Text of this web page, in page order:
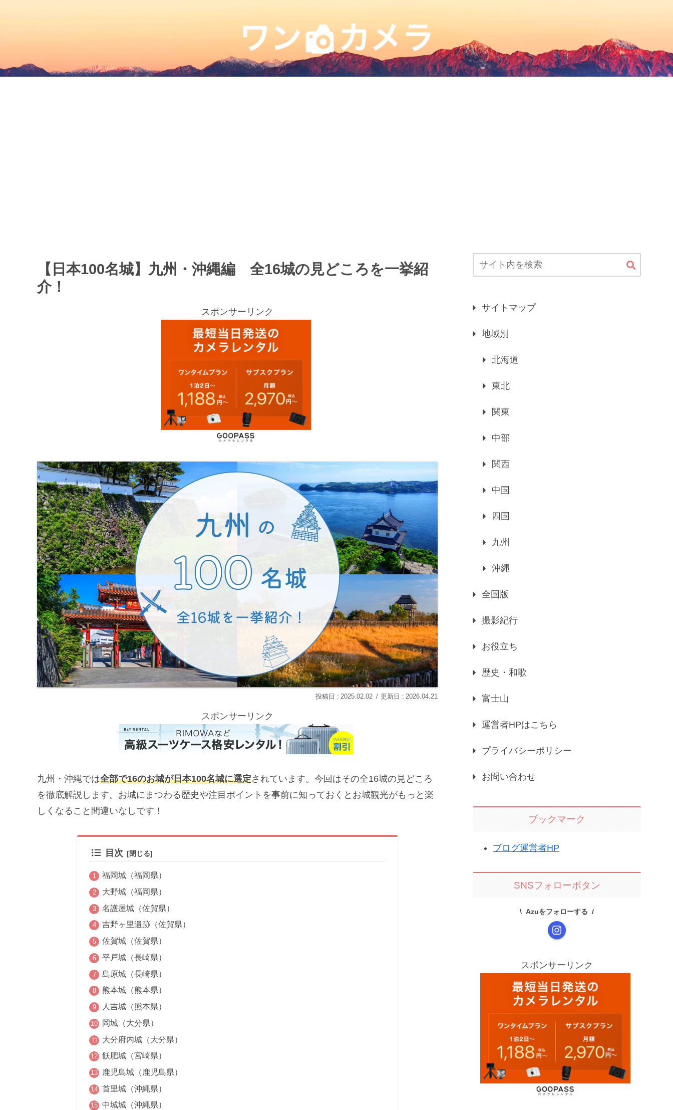
【日本100名城】九州・沖縄編 全16城の見どころを一挙紹
介！
スポンサーリンク
2025.02.02 2026.04.21
スポンサーリンク
九州・沖縄では全部で16のお城が日本100名城に選定されています。今回はその全16城の見どころ
を徹底解説します。お城にまつわる歴史や注目ポイントを事前に知っておくとお城観光がもっと楽
しくなること間違いなしです！
目次
福岡城（福岡県）
大野城（福岡県）
名護屋城（佐賀県）
吉野ヶ里遺跡（佐賀県）
佐賀城（佐賀県）
平戸城（長崎県）
島原城（長崎県）
熊本城（熊本県）
人吉城（熊本県）
岡城（大分県）
大分府内城（大分県）
飫肥城（宮崎県）
鹿児島城（鹿児島県）
首里城（沖縄県）
中城城（沖縄県）
サイトマップ
地域別
北海道
東北
関東
中部
関西
中国
四国
九州
沖縄
全国版
撮影紀行
お役立ち
歴史・和歌
富士山
運営者HPはこちら
プライバシーポリシー
お問い合わせ
ブックマーク
ブログ運営者HP
SNSフォローボタン
Azuをフォローする
スポンサーリンク